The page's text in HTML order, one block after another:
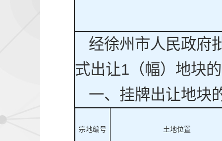
经徐州市人民政府
式出让1（幅）地块
一、挂牌出让地块
宗地编号 土地位置